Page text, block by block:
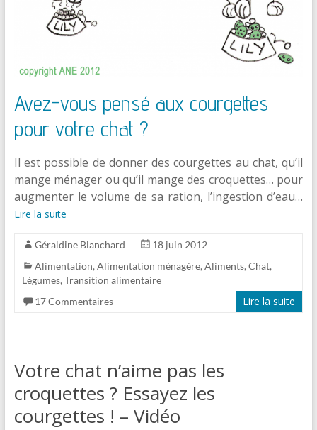
Avez-vous pensé aux courgettes
pour votre chat ?
Il est possible de donner des courgettes au chat, qu’il
mange ménager ou qu’il mange des croquettes… pour
augmenter le volume de sa ration, l’ingestion d’eau…
Lire la suite
Géraldine Blanchard
18 juin 2012
Alimentation, Alimentation ménagère, Aliments, Chat,
Légumes, Transition alimentaire
17 Commentaires
Lire la suite
Votre chat n’aime pas les
croquettes ? Essayez les
courgettes ! – Vidéo